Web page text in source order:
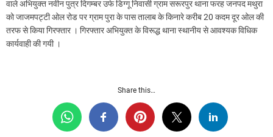
वाले अभियुक्त नवीन पुत्र दिगम्बर उर्फ डिग्गू निवासी ग्राम सरूरपुर थाना फरह जनपद मथुरा
को जाजमपट्टी ओल रोड पर ग्राम पुरा के पास तालाब के किनारे करीब 20 कदम दूर ओल की
तरफ से किया गिरफ्तार । गिरफ्तार अभियुक्त के विरूद्ध थाना स्थानीय से आवश्यक विधिक
कार्यवाही की गयी ।
Share this…